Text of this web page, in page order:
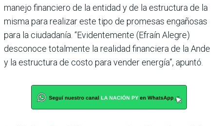
manejo financiero de la entidad y de la estructura de la
misma para realizar este tipo de promesas engañosas
para la ciudadanía. “Evidentemente (Efraín Alegre)
desconoce totalmente la realidad financiera de la Ande
y la estructura de costo para vender energía”, apuntó.